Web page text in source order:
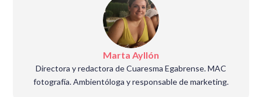
Marta Ayllón
Directora y redactora de Cuaresma Egabrense. MAC
fotografía. Ambientóloga y responsable de marketing.